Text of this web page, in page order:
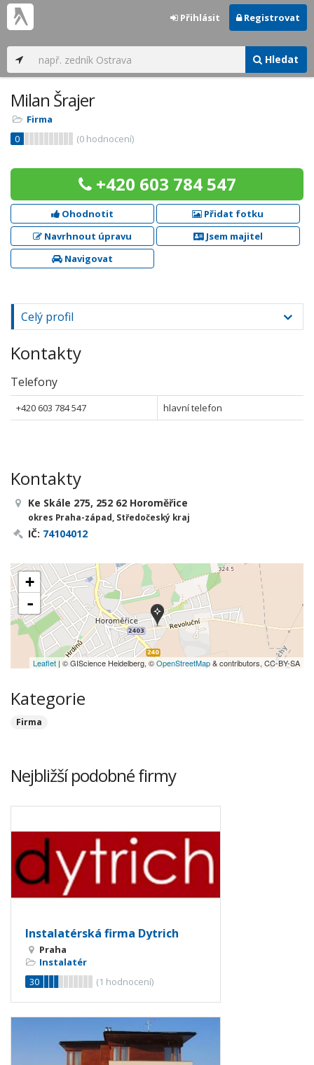
Hledat
Přihlásit Registrovat
Milan Šrajer
Firma
0
(0 hodnocení)
+420 603 784 547
Ohodnotit
Přidat fotku
Navrhnout úpravu
Jsem majitel
Navigovat
Celý profil
Kontakty
Telefony
+420 603 784 547 hlavní telefon
Kontakty
Ke Skále 275, 252 62 Horoměřice
okres Praha-západ, Středočeský kraj
IČ: 74104012
+
-
Leaflet | © GIScience Heidelberg, ©OpenStreetMap& contributors, CC-BY-SA
Kategorie
Firma
Nejbližší podobné firmy
Instalatérská firma Dytrich
Praha
Instalatér
30
(1 hodnocení)